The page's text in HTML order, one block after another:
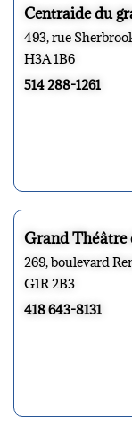
Centraide du
493, rue
H3A 1B6
514 288-1261
Grand Théâtre
269, boulevard
G1R 2B3
418 643-8131